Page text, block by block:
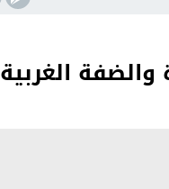
الغربية